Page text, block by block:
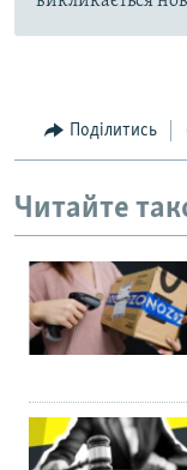
Поділитись
Читайте